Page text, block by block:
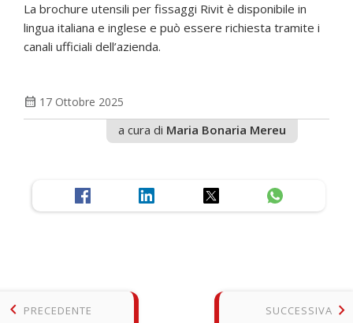
La brochure utensili per fissaggi Rivit è disponibile in
lingua italiana e inglese e può essere richiesta tramite i
canali ufficiali dell’azienda.
calendar_month 17 Ottobre 2025
a cura di Maria Bonaria Mereu
keyboard_arrow_left PRECEDENTE
SUCCESSIVA keyboard_arrow_right